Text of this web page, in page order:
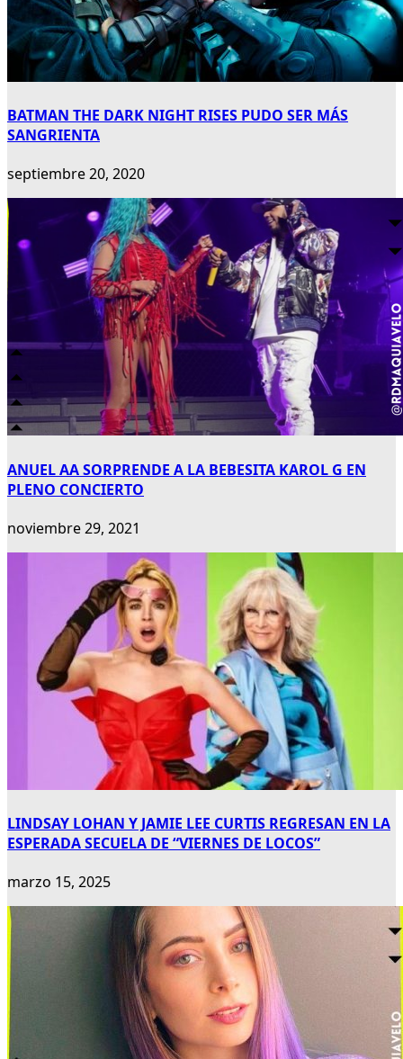
BATMAN THE DARK NIGHT RISES PUDO SER MÁS
SANGRIENTA
septiembre 20, 2020
ANUEL AA SORPRENDE A LA BEBESITA KAROL G EN
PLENO CONCIERTO
noviembre 29, 2021
LINDSAY LOHAN Y JAMIE LEE CURTIS REGRESAN EN LA
ESPERADA SECUELA DE “VIERNES DE LOCOS”
marzo 15, 2025